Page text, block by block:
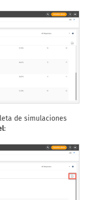
de simulaciones
: